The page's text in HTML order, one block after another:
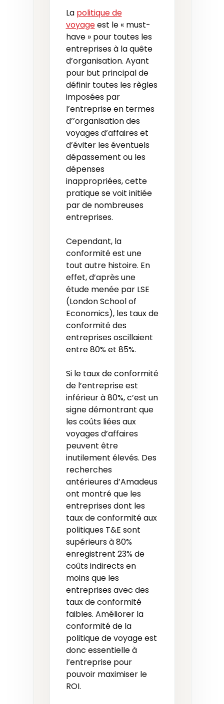
La politique de
voyageest le « must-
have » pour toutes les
entreprises à la quête
d’organisation. Ayant
pour but principal de
définir toutes les règles
imposées par
l’entreprise en termes
d’’organisation des
voyages d’affaires et
d’éviter les éventuels
dépassement ou les
dépenses
inappropriées, cette
pratique se voit initiée
par de nombreuses
entreprises.
Cependant, la
conformité est une
tout autre histoire. En
effet, d’après une
étude menée par LSE
(London School of
Economics), les taux de
conformité des
entreprises oscillaient
entre 80% et 85%.
Si le taux de conformité
de l’entreprise est
inférieur à 80%, c’est un
signe démontrant que
les coûts liées aux
voyages d’affaires
peuvent être
inutilement élevés. Des
recherches
antérieures d’Amadeus
ont montré que les
entreprises dont les
taux de conformité aux
politiques T&E sont
supérieurs à 80%
enregistrent 23% de
coûts indirects en
moins que les
entreprises avec des
taux de conformité
faibles. Améliorer la
conformité de la
politique de voyage est
donc essentielle à
l’entreprise pour
pouvoir maximiser le
ROI.